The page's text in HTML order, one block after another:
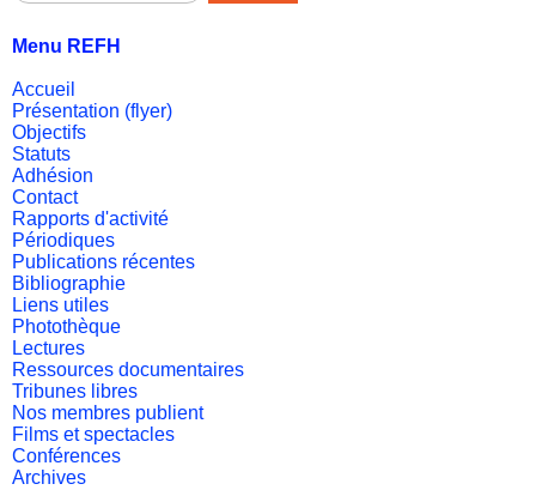
Menu REFH
Accueil
Présentation (flyer)
Objectifs
Statuts
Adhésion
Contact
Rapports d'activité
Périodiques
Publications récentes
Bibliographie
Liens utiles
Photothèque
Lectures
Ressources documentaires
Tribunes libres
Nos membres publient
Films et spectacles
Conférences
Archives